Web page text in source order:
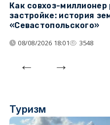
Как совхоз-миллионер
застройке: история
«Севастопольского»
08/08/2026 18:01 3548
Туризм